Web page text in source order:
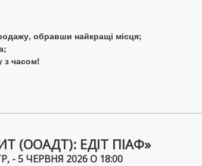
обравши найкращі місця;
з часом!
(ООАДТ): ЕДІТ ПІАФ»
5 ЧЕРВНЯ 2026 О 18:00